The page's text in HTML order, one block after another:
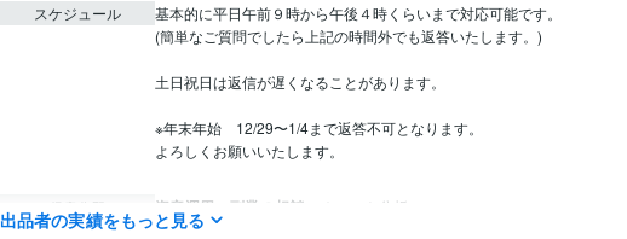
スケジュール
基本的に平日午前９時から午後４時くらいまで対応可能です。
(簡単なご質問でしたら上記の時間外でも返答いたします。)
土日祝日は返信が遅くなることがあります。
※年末年始　12/29〜1/4まで返答不可となります。
よろしくお願いいたします。
得意分野 資産運用・副業の相談 チャート分析
ＦＸ
出品者の実績をもっと見る